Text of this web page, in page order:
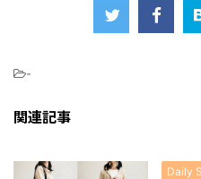
-
関連記事
Daily